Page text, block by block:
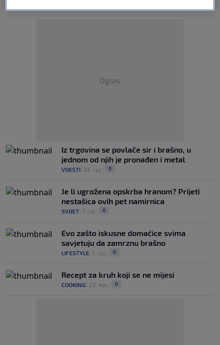
Oglas
Iz trgovina se povlače sir i brašno, u
jednom od njih je pronađen i metal
VIJESTI 22. ruj. 0
Je li ugrožena opskrba hranom? Prijeti
nestašica ovih pet namirnica
SVIJET 7. ruj. 0
Evo zašto iskusne domaćice svima
savjetuju da zamrznu brašno
LIFESTYLE 1. ruj. 0
Recept za kruh koji se ne mijesi
COOKING 23. kol. 0